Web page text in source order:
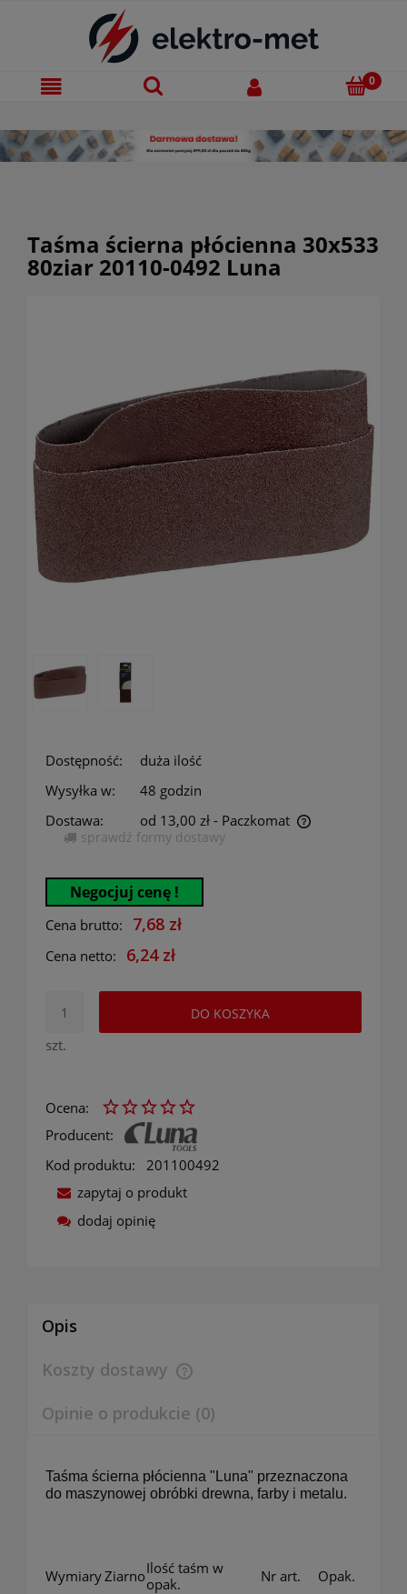
Taśma ścierna płócienna 30x533
80ziar 20110-0492 Luna
Dostępność:
duża ilość
Wysyłka w:
48 godzin
Dostawa:
od 13,00 zł - Paczkomat
Cena nie zawiera ewentualnych kosztów płatności
sprawdź formy dostawy
Negocjuj cenę !
Cena brutto: 7,68 zł
Cena netto: 6,24 zł
szt.
DO KOSZYKA
Ocena:
Producent:
Kod produktu:
201100492
zapytaj o produkt
dodaj opinię
Opis
Koszty dostawy
Cena nie zawiera ewentualnych kosztów płatności
Opinie o produkcie (0)
Taśma ścierna płócienna "Luna" przeznaczona
do maszynowej obróbki drewna, farby i metalu.
WymiaryZiarnoIlość taśm w
opak.
Nr art. Opak.